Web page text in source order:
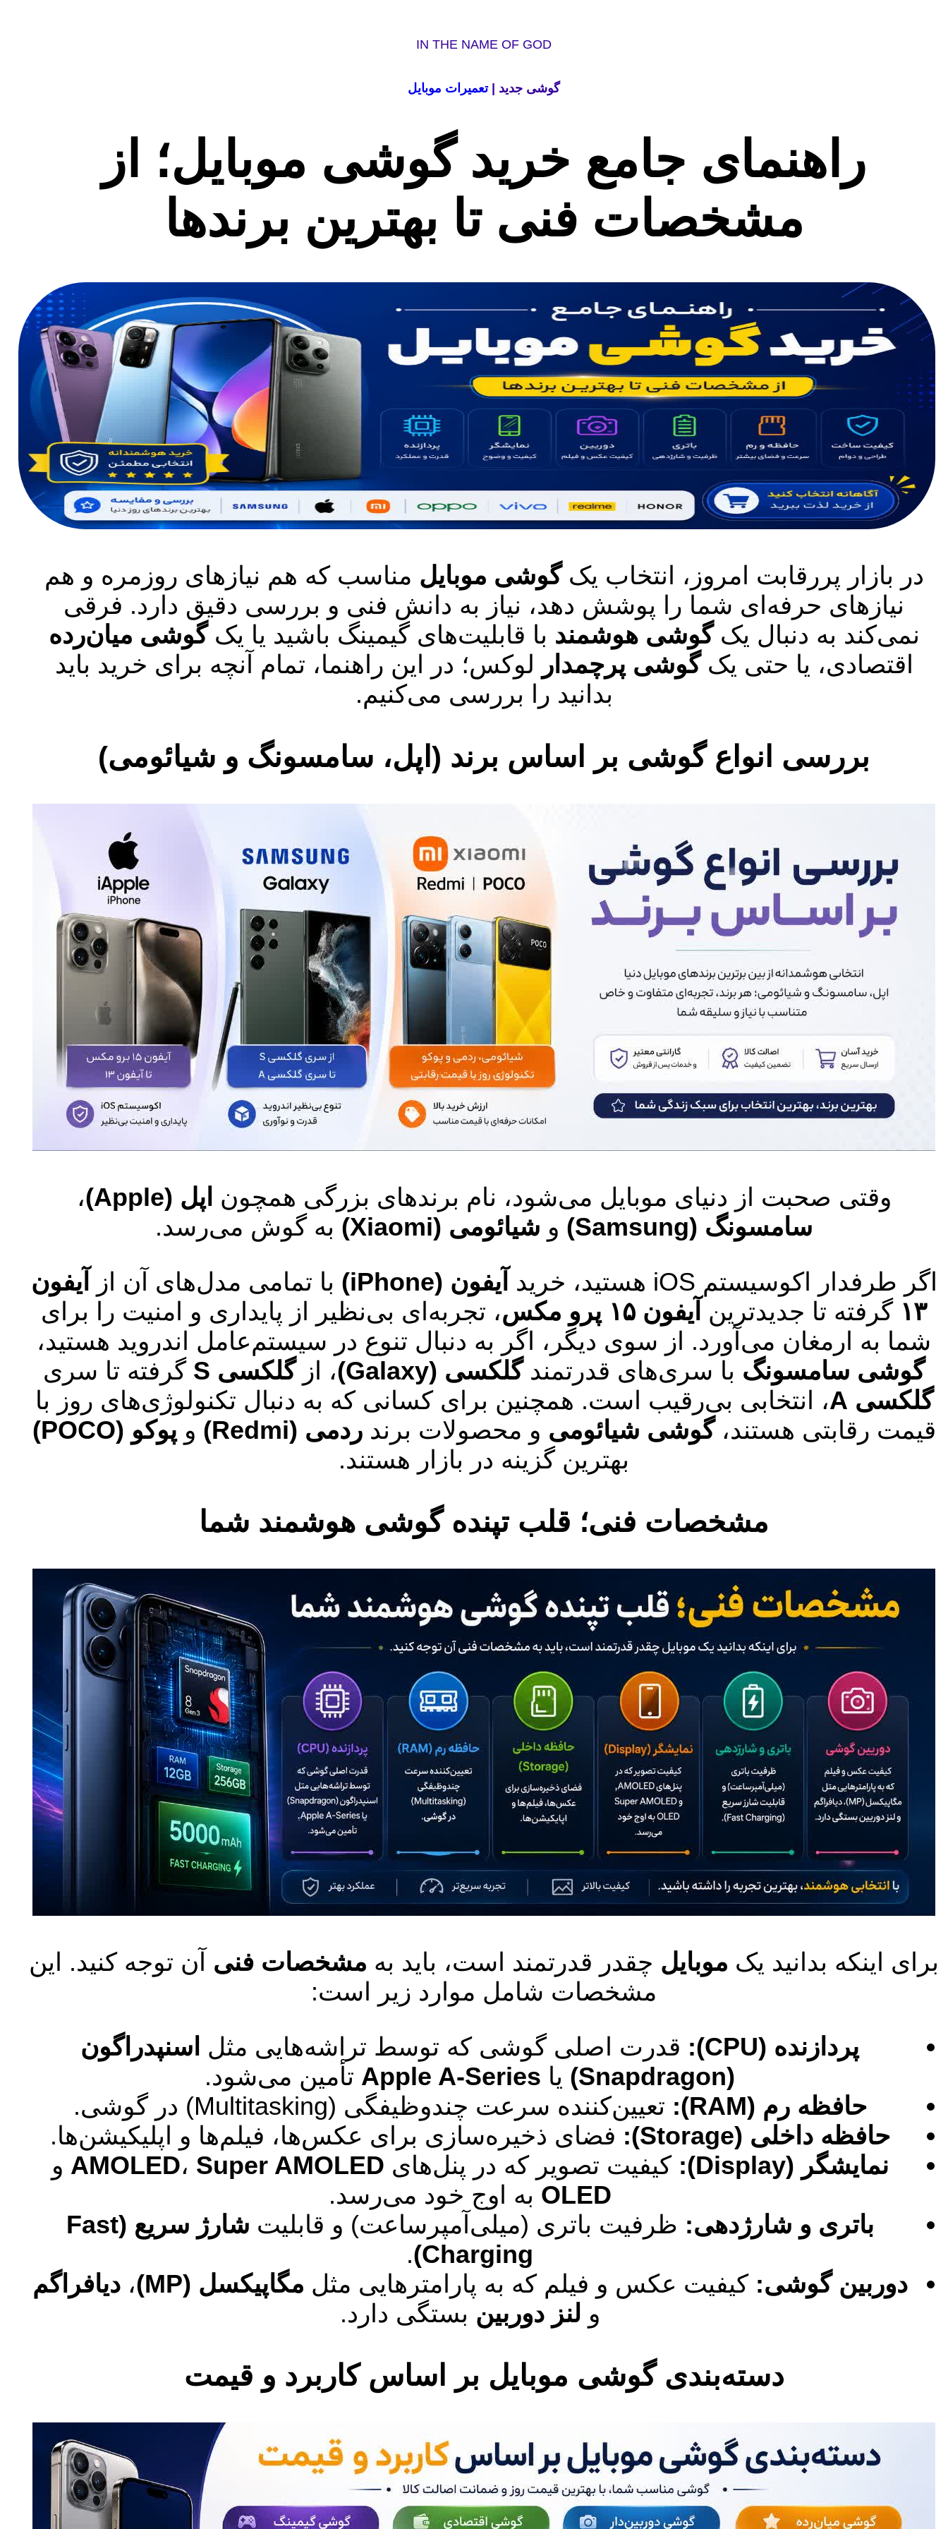
IN THE NAME OF GOD
گوشی جدید |تعمیرات موبایل
راهنمای جامع خرید گوشی موبایل؛ از
مشخصات فنی تا بهترین برندها
در بازار پررقابت امروز، انتخاب یکگوشی موبایل مناسب که هم نیازهای روزمره و هم
نیازهای حرفه‌ای شما را پوشش دهد، نیاز به دانش فنی و بررسی دقیق دارد. فرقی
نمی‌کند به دنبال یکگوشی هوشمند با قابلیت‌های گیمینگ باشید یا یکگوشی میان‌رده
اقتصادی، یا حتی یکگوشی پرچمدار لوکس؛ در این راهنما، تمام آنچه برای خرید باید
بدانید را بررسی می‌کنیم.
بررسی انواع گوشی بر اساس برند (اپل، سامسونگ و شیائومی)
وقتی صحبت از دنیای موبایل می‌شود، نام برندهای بزرگی همچون اپل (Apple)
،
سامسونگ (Samsung)
و شیائومی (Xiaomi)
به گوش می‌رسد.
اگر طرفدار اکوسیستم iOS هستید، خرید
آیفون (iPhone) با تمامی مدل‌های آن از
آیفون
۱۳ گرفته تا جدیدترین آیفون ۱۵ پرو مکس
، تجربه‌ای بی‌نظیر از پایداری و امنیت را برای
شما به ارمغان می‌آورد. از سوی دیگر، اگر به دنبال تنوع در سیستم‌عامل اندروید هستید،
گوشی سامسونگ با سری‌های قدرتمندگلکسی (Galaxy) ، ازگلکسی S
گرفته تا سری
گلکسی A
، انتخابی بی‌رقیب است. همچنین برای کسانی که به دنبال تکنولوژی‌های روز با
قیمت رقابتی هستند،گوشی شیائومی و محصولات برندردمی (Redmi) و پوکو (POCO)
بهترین گزینه در بازار هستند.
مشخصات فنی؛ قلب تپنده گوشی هوشمند شما
برای اینکه بدانید یک موبایل چقدر قدرتمند است، باید به مشخصات فنی آن توجه کنید. این
مشخصات شامل موارد زیر است:
پردازنده (CPU):
قدرت اصلی گوشی که توسط تراشه‌هایی مثل اسنپدراگون
(Snapdragon)
یا Apple A-Series تأمین می‌شود.
حافظه رم (RAM):
تعیین‌کننده سرعت چندوظیفگی (Multitasking) در گوشی.
حافظه داخلی (Storage):
فضای ذخیره‌سازی برای عکس‌ها، فیلم‌ها و اپلیکیشن‌ها.
نمایشگر (Display):
کیفیت تصویر که در پنل‌های AMOLED، Super AMOLED
و
OLED به اوج خود می‌رسد.
باتری و شارژدهی: ظرفیت باتری (میلی‌آمپرساعت) و قابلیت
شارژ سریع (Fast
Charging)
.
دوربین گوشی: کیفیت عکس و فیلم که به پارامترهایی مثل مگاپیکسل (MP) ،دیافراگم
و لنز دوربین بستگی دارد.
دسته‌بندی گوشی موبایل بر اساس کاربرد و قیمت